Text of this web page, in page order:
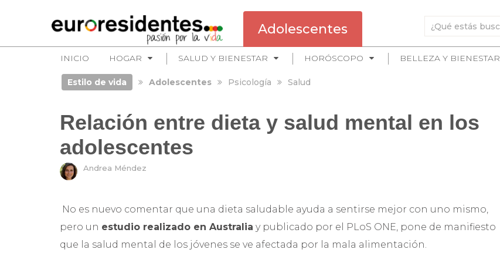
Adolescentes
INICIO HOGAR SALUD Y BIENESTAR HORÓSCOPO BELLEZA Y BIENESTAR
Estilo de vida Adolescentes Psicología Salud
Relación entre dieta y salud mental en los
adolescentes
Andrea Méndez
No es nuevo comentar que una dieta saludable ayuda a sentirse mejor con uno mismo,
pero un estudio realizado en Australia y publicado por el PLoS ONE, pone de manifiesto
que la salud mental de los jóvenes se ve afectada por la mala alimentación.